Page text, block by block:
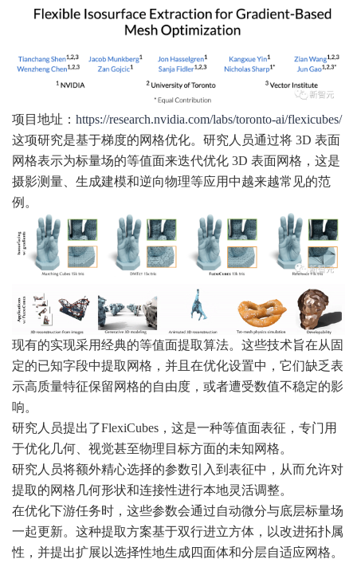
项目地址： https://research.nvidia.com/labs/toronto-ai/flexicubes/
这项研究是基于梯度的网格优化。研究人员通过将 3D 表面
网格表示为标量场的等值面来迭代优化 3D 表面网格，这是
摄影测量、生成建模和逆向物理等应用中越来越常见的范
例。
现有的实现采用经典的等值面提取算法。这些技术旨在从固
定的已知字段中提取网格，并且在优化设置中，它们缺乏表
示高质量特征保留网格的自由度，或者遭受数值不稳定的影
响。
研究人员提出了FlexiCubes，这是一种等值面表征，专门用
于优化几何、视觉甚至物理目标方面的未知网格。
研究人员将额外精心选择的参数引入到表征中，从而允许对
提取的网格几何形状和连接性进行本地灵活调整。
在优化下游任务时，这些参数会通过自动微分与底层标量场
一起更新。这种提取方案基于双行进立方体，以改进拓扑属
性，并提出扩展以选择性地生成四面体和分层自适应网格。